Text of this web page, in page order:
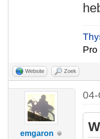
Pro
Website Zoek
emgaron